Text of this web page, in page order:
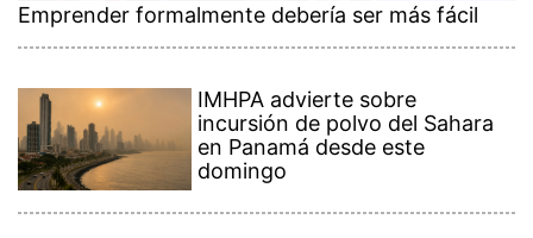
Emprender formalmente debería ser más fácil
IMHPA advierte sobre
incursión de polvo del Sahara
en Panamá desde este
domingo